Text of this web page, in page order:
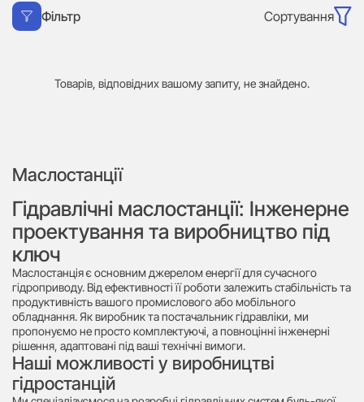
Фільтр Сортування
Товарів, відповідних вашому запиту, не знайдено.
Маслостанції
Гідравлічні маслостанції: Інженерне
проектування та виробництво під
ключ
Маслостанція є основним джерелом енергії для сучасного
гідроприводу. Від ефективності її роботи залежить стабільність та
продуктивність вашого промислового або мобільного
обладнання. Як виробник та постачальник гідравліки, ми
пропонуємо не просто комплектуючі, а повноцінні інженерні
рішення, адаптовані під ваші технічні вимоги.
Наші можливості у виробництві
гідростанцій